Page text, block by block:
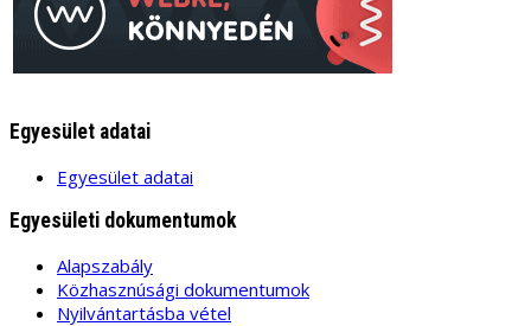
Egyesület adatai
Egyesület adatai
Egyesületi dokumentumok
Alapszabály
Közhasznúsági dokumentumok
Nyilvántartásba vétel